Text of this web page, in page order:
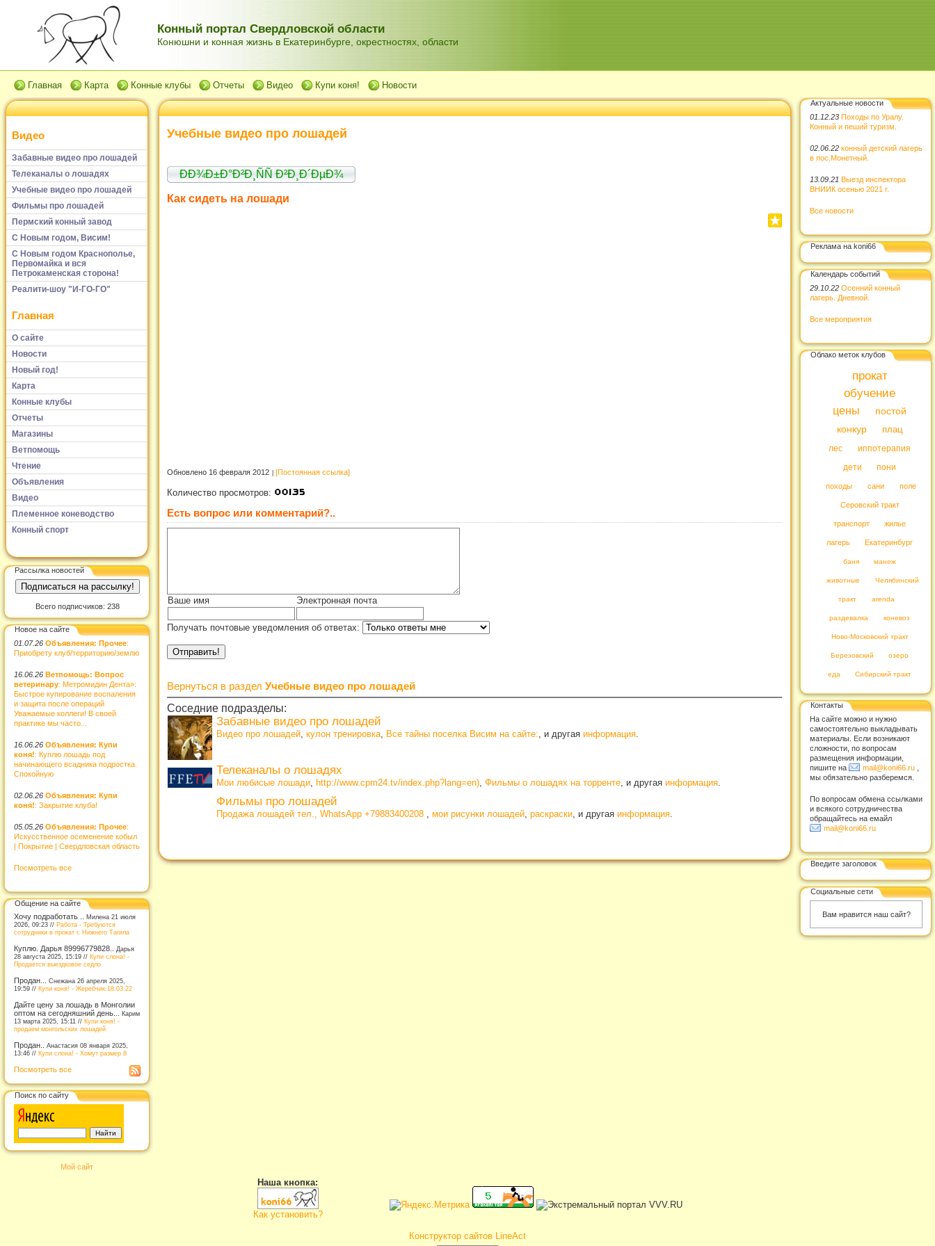
Конный портал Свердловской области
Конюшни и конная жизнь в Екатеринбурге, окрестностях, области
Главная Карта Конные клубы Отчеты Видео Купи коня! Новости
Видео
Забавные видео про лошадей
Телеканалы о лошадях
Учебные видео про лошадей
Фильмы про лошадей
Пермский конный завод
С Новым годом, Висим!
С Новым годом Краснополье,
Первомайка и вся
Петрокаменская сторона!
Реалити-шоу "И-ГО-ГО"
Главная
О сайте
Новости
Новый год!
Карта
Конные клубы
Отчеты
Магазины
Ветпомощь
Чтение
Объявления
Видео
Племенное коневодство
Конный спорт
Рассылка новостей
Всего подписчиков: 238
Новое на сайте
01.07.26 Объявления: Прочее:
Приобрету клуб/территорию/землю
16.06.26 Ветпомощь: Вопрос
ветеринару: Метромидин Дента»:
Быстрое купирование воспаления
и защита после операций
Уважаемые коллеги! В своей
практике мы часто...
16.06.26 Объявления: Купи
коня!: Куплю лошадь под
начинающего всадника подростка.
Спокойную
02.06.26 Объявления: Купи
коня!: Закрытие клуба!
05.05.26 Объявления: Прочее:
Искусственное осеменение кобыл
| Покрытие | Свердловская область
Посмотреть все
Общение на сайте
Хочу подработать .. Милена 21 июля
2026, 09:23 // Работа - Требуются
сотрудники в прокат г. Нижнего Тагила
Куплю. Дарья 89996779828..
Дарья
28 августа 2025, 15:19 // Купи слона! -
Продается выездковое седло
Продан... Снежана 26 апреля 2025,
19:59 // Купи коня! - Жеребчик.18.03.22
Дайте цену за лошадь в Монголии
оптом на сегодняшний день... Карим
13 марта 2025, 15:11 // Купи коня! -
продаем монгольских лошадей
Продан.. Анастасия 08 января 2025,
13:46 // Купи слона! - Хомут размер 8
Посмотреть все
Поиск по сайту
Мой сайт
Учебные видео про лошадей
ÐÐ¾Ð±Ð°Ð²Ð¸ÑÑ Ð²Ð¸Ð´ÐµÐ¾
Как сидеть на лошади
Обновлено 16 февраля 2012 [Постоянная ссылка]
Количество просмотров:
Есть вопрос или комментарий?..
Ваше имя Электронная почта
Получать почтовые уведомления об ответах:
Вернуться в раздел Учебные видео про лошадей
Соседние подразделы:
Забавные видео про лошадей
Видео про лошадей, кулон тренировка, Все тайны поселка Висим на сайте:, и другая информация.
Телеканалы о лошадях
Мои любисые лошади, http://www.cpm24.tv/index.php?lang=en), Фильмы о лошадях на торренте, и другая информация.
Фильмы про лошадей
Продажа лошадей тел., WhatsApp +79883400208 , мои рисунки лошадей, раскраски, и другая информация.
Актуальные новости
01.12.23 Походы по Уралу.
Конный и пеший туризм.
02.06.22 конный детский лагерь
в пос.Монетный.
13.09.21 Выезд инспектора
ВНИИК осенью 2021 г.
Все новости
Реклама на koni66
Календарь событий
29.10.22 Осенний конный
лагерь. Дневной.
Все мероприятия
Облако меток клубов
прокат
обучение
цены
постой
конкур
плац
лес
иппотерапия
дети
пони
походы сани поле
Серовский тракт
транспорт жилье
лагерь Екатеринбург
баня манеж
животные Челябинский
тракт arenda
раздевалка коневоз
Ново-Московский тракт
Березовский озеро
еда Сибирский тракт
Контакты
На сайте можно и нужно
самостоятельно выкладывать
материалы. Если возникают
сложности, по вопросам
размещения информации,
пишите на
mail@koni66.ru
мы обязательно разберемся.
По вопросам обмена ссылками
и всякого сотрудничества
обращайтесь на емайл
mail@koni66.ru
Введите заголовок
Социальные сети
Вам нравится наш сайт?
Наша кнопка:
Как установить?
Конструктор сайтов LineAct